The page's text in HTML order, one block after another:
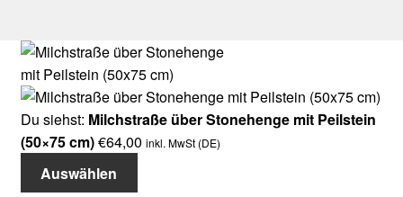
Du siehst: Milchstraße über Stonehenge mit Peilstein
(50×75 cm)€64,00 inkl. MwSt (DE)
Auswählen